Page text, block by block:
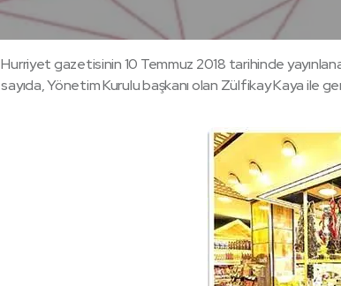
Hurriyet gazetisinin 10 Temmuz 2018 tarihinde
sayıda, Yönetim Kurulu başkanı olan Zülfikay Kaya ile